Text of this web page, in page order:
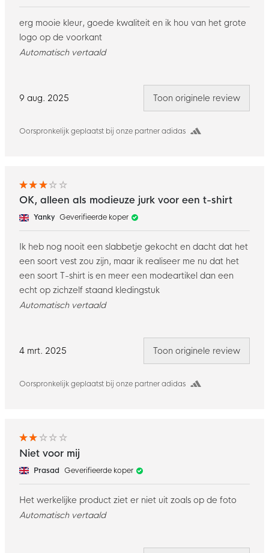
9 aug. 2025
Oorspronkelijk geplaatst bij onze partner adidas
erg mooie kleur, goede kwaliteit en ik hou van het grote
logo op de voorkant
Automatisch vertaald
Toon originele review
4 mrt. 2025
Oorspronkelijk geplaatst bij onze partner adidas
OK, alleen als modieuze jurk voor een t-shirt
Yanky Geverifieerde koper
Ik heb nog nooit een slabbetje gekocht en dacht dat het
een soort vest zou zijn, maar ik realiseer me nu dat het
een soort T-shirt is en meer een modeartikel dan een
echt op zichzelf staand kledingstuk
Automatisch vertaald
Toon originele review
Niet voor mij
Prasad Geverifieerde koper
Het werkelijke product ziet er niet uit zoals op de foto
Automatisch vertaald